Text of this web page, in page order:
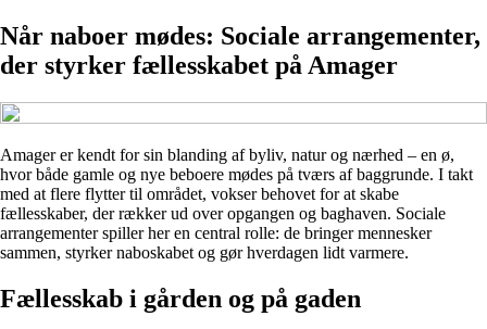
Når naboer mødes: Sociale arrangementer,
der styrker fællesskabet på Amager
Amager er kendt for sin blanding af byliv, natur og nærhed – en ø,
hvor både gamle og nye beboere mødes på tværs af baggrunde. I takt
med at flere flytter til området, vokser behovet for at skabe
fællesskaber, der rækker ud over opgangen og baghaven. Sociale
arrangementer spiller her en central rolle: de bringer mennesker
sammen, styrker naboskabet og gør hverdagen lidt varmere.
Fællesskab i gården og på gaden